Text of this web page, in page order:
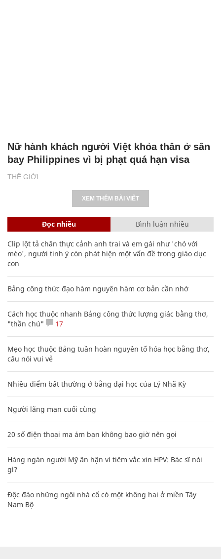
THẾ GIỚI
Nữ hành khách người Việt khỏa thân ở sân
bay Philippines vì bị phạt quá hạn visa
XEM THÊM BÀI VIẾT
Đọc nhiều Bình luận nhiều
Clip lột tả chân thực cảnh anh trai và em gái như 'chó với
mèo', người tinh ý còn phát hiện một vấn đề trong giáo dục
con
Bảng công thức đạo hàm nguyên hàm cơ bản cần nhớ
Cách học thuộc nhanh Bảng công thức lượng giác bằng thơ,
"thần chú"
17
Mẹo học thuộc Bảng tuần hoàn nguyên tố hóa học bằng thơ,
câu nói vui vẻ
Nhiều điểm bất thường ở bằng đại học của Lý Nhã Kỳ
Người lãng mạn cuối cùng
20 số điện thoại ma ám bạn không bao giờ nên gọi
Hàng ngàn người Mỹ ân hận vì tiêm vắc xin HPV: Bác sĩ nói
gì?
Độc đáo những ngôi nhà cổ có một không hai ở miền Tây
Nam Bộ